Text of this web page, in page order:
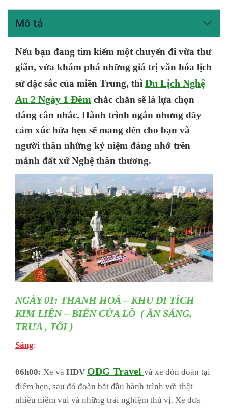
Mô tả
Nếu bạn đang tìm kiếm một chuyến đi vừa thư
giãn, vừa khám phá những giá trị văn hóa lịch
sử đặc sắc của miền Trung, thì Du Lịch Nghệ
An 2 Ngày 1 Đêm chắc chắn sẽ là lựa chọn
đáng cân nhắc. Hành trình ngắn nhưng đầy
cảm xúc hứa hẹn sẽ mang đến cho bạn và
người thân những kỷ niệm đáng nhớ trên
mảnh đất xứ Nghệ thân thương.
NGÀY 01: THANH HOÁ – KHU DI TÍCH
KIM LIÊN – BIỂN CỬA LÒ ( ĂN SÁNG,
TRƯA , TỐI )
Sáng:
06h00: Xe và HDV ODG Travel và xe đón đoàn tại
điểm hẹn, sau đó đoàn bắt đầu hành trình với thật
nhiều niềm vui và những trải nghiệm thú vị. Xe đưa